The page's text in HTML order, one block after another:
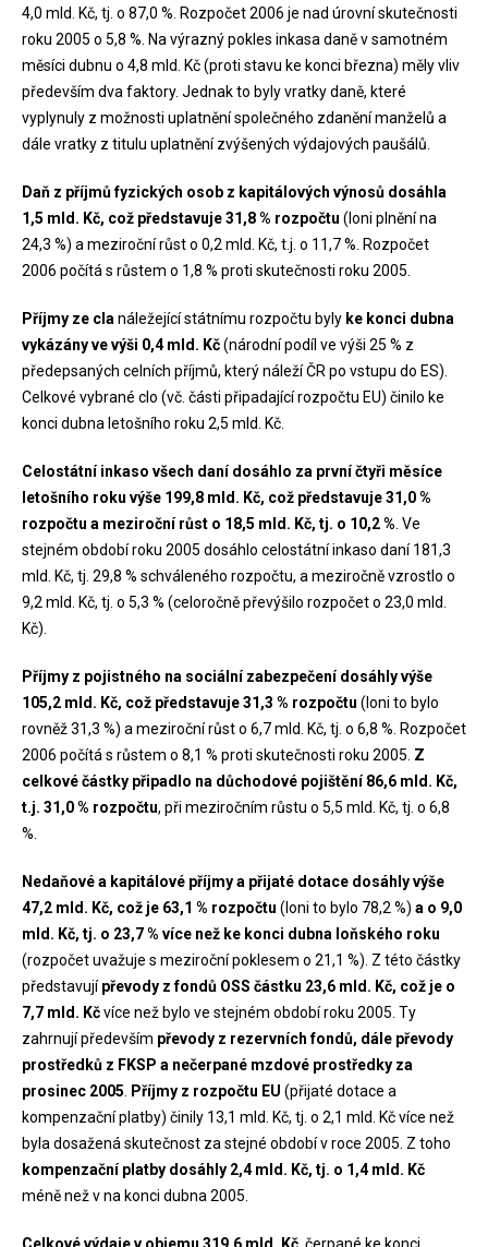
4,0 mld. Kč, tj. o 87,0 %. Rozpočet 2006 je nad úrovní skutečnosti
roku 2005 o 5,8 %. Na výrazný pokles inkasa daně v samotném
měsíci dubnu o 4,8 mld. Kč (proti stavu ke konci března) měly vliv
především dva faktory. Jednak to byly vratky daně, které
vyplynuly z možnosti uplatnění společného zdanění manželů a
dále vratky z titulu uplatnění zvýšených výdajových paušálů.
Daň z příjmů fyzických osob z kapitálových výnosů dosáhla
1,5 mld. Kč, což představuje 31,8 % rozpočtu (loni plnění na
24,3 %) a meziroční růst o 0,2 mld. Kč, t.j. o 11,7 %. Rozpočet
2006 počítá s růstem o 1,8 % proti skutečnosti roku 2005.
Příjmy ze clanáležející státnímu rozpočtu byly ke konci dubna
vykázány ve výši 0,4 mld. Kč(národní podíl ve výši 25 % z
předepsaných celních příjmů, který náleží ČR po vstupu do ES).
Celkové vybrané clo (vč. části připadající rozpočtu EU) činilo ke
konci dubna letošního roku 2,5 mld. Kč.
Celostátní inkaso všech daní dosáhlo za první čtyři měsíce
letošního roku výše 199,8 mld. Kč, což představuje 31,0 %
rozpočtu a meziroční růst o 18,5 mld. Kč, tj. o 10,2 %. Ve
stejném období roku 2005 dosáhlo celostátní inkaso daní 181,3
mld. Kč, tj. 29,8 % schváleného rozpočtu, a meziročně vzrostlo o
9,2 mld. Kč, tj. o 5,3 % (celoročně převýšilo rozpočet o 23,0 mld.
Kč).
Příjmy z pojistného na sociální zabezpečení dosáhly výše
105,2 mld. Kč, což představuje 31,3 % rozpočtu (loni to bylo
rovněž 31,3 %) a meziroční růst o 6,7 mld. Kč, tj. o 6,8 %. Rozpočet
2006 počítá s růstem o 8,1 % proti skutečnosti roku 2005. Z
celkové částky připadlo na důchodové pojištění 86,6 mld. Kč,
t.j. 31,0 % rozpočtu, při meziročním růstu o 5,5 mld. Kč, tj. o 6,8
%.
Nedaňové a kapitálové příjmy a přijaté dotace dosáhly výše
47,2 mld. Kč, což je 63,1 % rozpočtu (loni to bylo 78,2 %) a o 9,0
mld. Kč, tj. o 23,7 % více než ke konci dubna loňského roku
(rozpočet uvažuje s meziroční poklesem o 21,1 %). Z této částky
představujípřevody z fondů OSS částku 23,6 mld. Kč, což je o
7,7 mld. Kčvíce než bylo ve stejném období roku 2005. Ty
zahrnují především převody z rezervních fondů, dále převody
prostředků z FKSP a nečerpané mzdové prostředky za
prosinec 2005. Příjmy z rozpočtu EU (přijaté dotace a
kompenzační platby) činily 13,1 mld. Kč, tj. o 2,1 mld. Kč více než
byla dosažená skutečnost za stejné období v roce 2005. Z toho
kompenzační platby dosáhly 2,4 mld. Kč, tj. o 1,4 mld. Kč
méně než v na konci dubna 2005.